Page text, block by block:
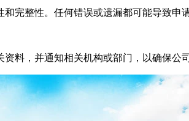
完整性。任何错误或遗漏都可能导致申
料，并通知相关机构或部门，以确保公